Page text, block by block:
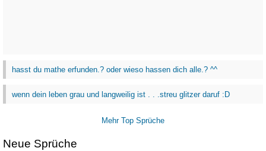
hasst du mathe erfunden.? oder wieso hassen dich alle.? ^^
wenn dein leben grau und langweilig ist . . .streu glitzer daruf :D
Mehr Top Sprüche
Neue Sprüche